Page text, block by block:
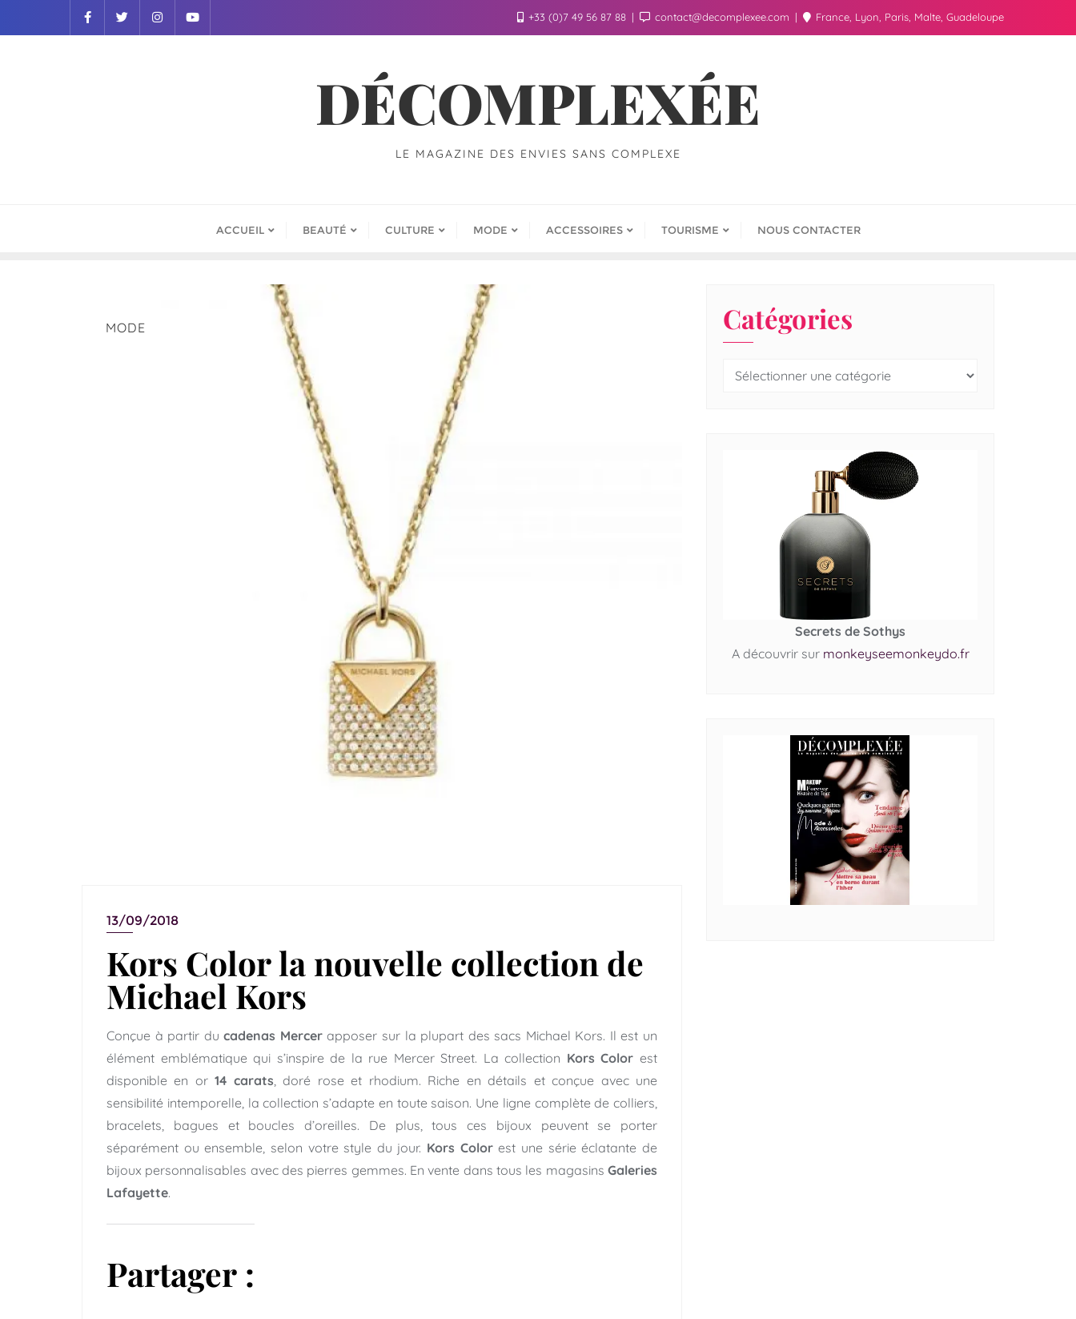
+33 (0)7 49 56 87 88 contact@decomplexee.com France, Lyon, Paris, Malte, Guadeloupe
DÉCOMPLEXÉE
LE MAGAZINE DES ENVIES SANS COMPLEXE
ACCUEIL BEAUTÉ CULTURE MODE ACCESSOIRES TOURISME NOUS CONTACTER
MODE
13/09/2018
Kors Color la nouvelle collection de
Michael Kors
Conçue à partir ducadenas Mercerapposer sur la plupart des sacs Michael Kors. Il est un
élément emblématique qui s’inspire de la rue Mercer Street. La collection Kors Color est
disponible en or14 carats, doré rose et rhodium. Riche en détails et conçue avec une
sensibilité intemporelle, la collection s’adapte en toute saison. Une ligne complète de colliers,
bracelets, bagues et boucles d’oreilles. De plus, tous ces bijoux peuvent se porter
séparément ou ensemble, selon votre style du jour. Kors Colorest une série éclatante de
bijoux personnalisables avec des pierres gemmes. En vente dans tous les magasins Galeries
Lafayette.
Partager :
Catégories
Secrets de Sothys
A découvrir sur monkeyseemonkeydo.fr